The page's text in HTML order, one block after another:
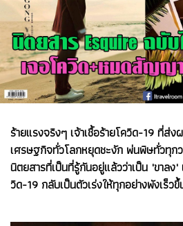
ร้ายแรงจริงๆ เจ้าเชื้อร้ายโควิด-19 ที่ส่
เศรษฐกิจทั่วโลกหยุดชะงัก พ่นพิษทั่วทุกว
นิตยสารที่เป็นที่รู้กันอยู่แล้วว่าเป็น 'ขาลง
วิด-19 กลับเป็นตัวเร่งให้ทุกอย่างพังเร็ว